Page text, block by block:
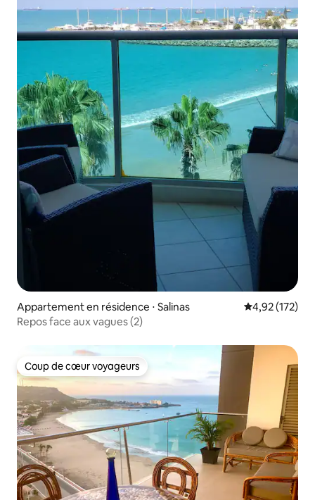
Appartement en résidence ⋅ Salinas Évaluation
4,92 (172)
Repos face aux vagues (2)
Coup de cœur voyageurs
Coup de cœur voyageurs